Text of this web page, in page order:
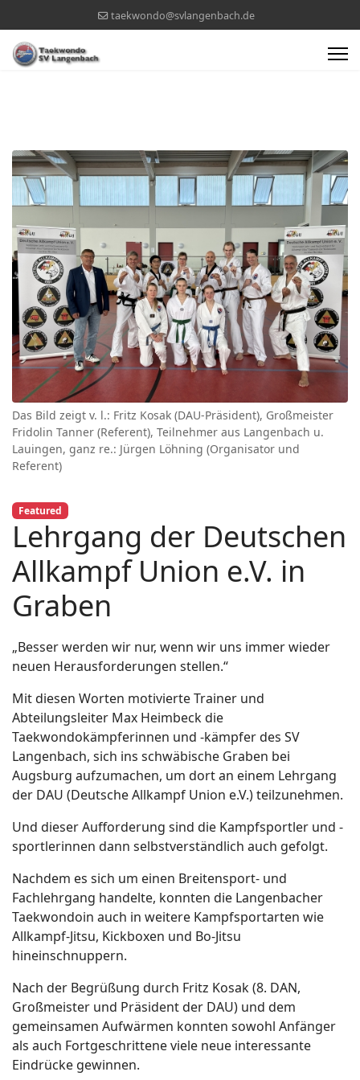
taekwondo@svlangenbach.de
Das Bild zeigt v. l.: Fritz Kosak (DAU-Präsident), Großmeister
Fridolin Tanner (Referent), Teilnehmer aus Langenbach u.
Lauingen, ganz re.: Jürgen Löhning (Organisator und
Referent)
Featured
Lehrgang der Deutschen
Allkampf Union e.V. in
Graben
„Besser werden wir nur, wenn wir uns immer wieder
neuen Herausforderungen stellen.“
Mit diesen Worten motivierte Trainer und
Abteilungsleiter Max Heimbeck die
Taekwondokämpferinnen und -kämpfer des SV
Langenbach, sich ins schwäbische Graben bei
Augsburg aufzumachen, um dort an einem Lehrgang
der DAU (Deutsche Allkampf Union e.V.) teilzunehmen.
Und dieser Aufforderung sind die Kampfsportler und -
sportlerinnen dann selbstverständlich auch gefolgt.
Nachdem es sich um einen Breitensport- und
Fachlehrgang handelte, konnten die Langenbacher
Taekwondoin auch in weitere Kampfsportarten wie
Allkampf-Jitsu, Kickboxen und Bo-Jitsu
hineinschnuppern.
Nach der Begrüßung durch Fritz Kosak (8. DAN,
Großmeister und Präsident der DAU) und dem
gemeinsamen Aufwärmen konnten sowohl Anfänger
als auch Fortgeschrittene viele neue interessante
Eindrücke gewinnen.